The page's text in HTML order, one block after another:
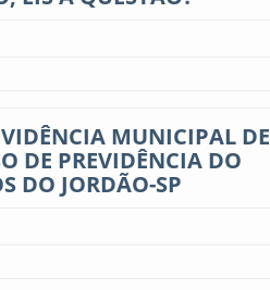
MUNICIPAL DE
DE PREVIDÊNCIA DO
DO JORDÃO-SP